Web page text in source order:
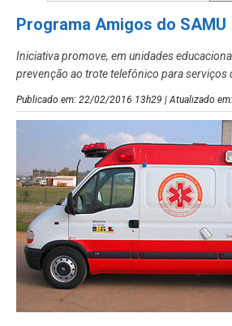
Programa Amigos do SAMU
Iniciativa promove, em unidades
prevenção ao trote telefônico para serviços
Publicado em: 22/02/2016 13h29 | Atualizado